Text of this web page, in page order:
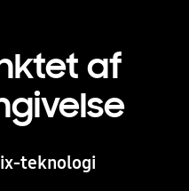
af
teknologi